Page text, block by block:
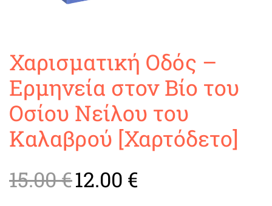
Χαρισματική Οδός –
Ερμηνεία στον Βίο του
Οσίου Νείλου του
Καλαβρού [Χαρτόδετο]
15.00€ Original
price
12.00 €